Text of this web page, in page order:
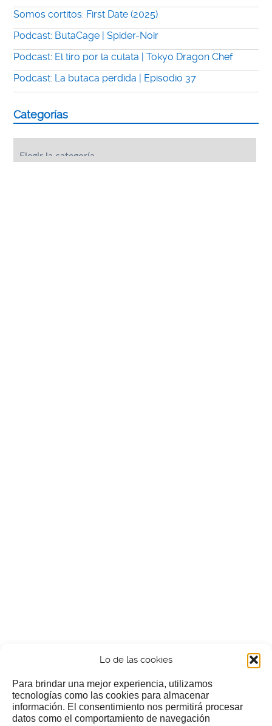
Lo de las cookies
Para brindar una mejor experiencia, utilizamos
tecnologías como las cookies para almacenar
información. El consentimiento nos permitirá procesar
datos como el comportamiento de navegación
Somos cortitos: First Date (2025)
Podcast: ButaCage | Spider-Noir
Podcast: El tiro por la culata | Tokyo Dragon Chef
Podcast: La butaca perdida | Episodio 37
Categorías
¿Nos invitas a un cafecillo?